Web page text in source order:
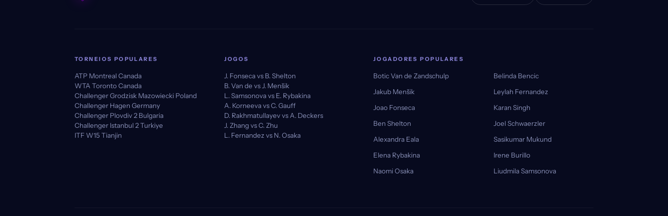
TORNEIOS POPULARES
ATP Montreal Canada
WTA Toronto Canada
Challenger Grodzisk Mazowiecki Poland
Challenger Hagen Germany
Challenger Plovdiv 2 Bulgaria
Challenger Istanbul 2 Turkiye
ITF W15 Tianjin
JOGOS
J. Fonseca vs B. Shelton
B. Van de vs J. Menšik
L. Samsonova vs E. Rybakina
A. Korneeva vs C. Gauff
D. Rakhmatullayev vs A. Deckers
J. Zhang vs C. Zhu
L. Fernandez vs N. Osaka
JOGADORES POPULARES
Botic Van de Zandschulp
Jakub Menšik
Joao Fonseca
Ben Shelton
Alexandra Eala
Elena Rybakina
Naomi Osaka
Belinda Bencic
Leylah Fernandez
Karan Singh
Joel Schwaerzler
Sasikumar Mukund
Irene Burillo
Liudmila Samsonova